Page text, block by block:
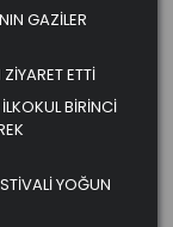
GAZİLER
ETTİ
BİRİNCİ
YOĞUN